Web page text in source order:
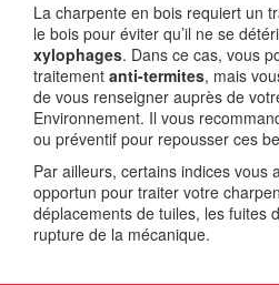
La charpente en bois requiert un
le bois pour éviter qu’il ne se
xylophages. Dans ce cas, vous
traitement anti-termites, mais
de vous renseigner auprès de
Environnement. Il vous
ou préventif pour repousser ces
Par ailleurs, certains indices vous
opportun pour traiter votre
déplacements de tuiles, les fuites
rupture de la mécanique.